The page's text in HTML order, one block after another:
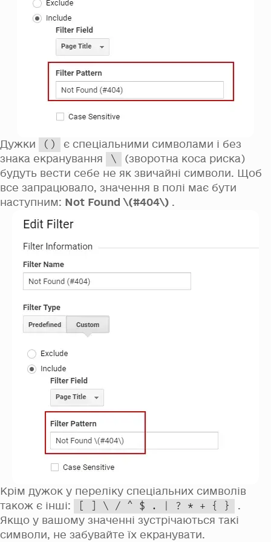
Дужки ()
є спеціальними символами і без
знака екранування
\
(зворотна коса риска)
будуть вести себе не як звичайні символи. Щоб
все запрацювало, значення в полі має бути
наступним: Not Found \(#404\) .
Крім дужок у переліку спеціальних символів
також є інші:
[ ] \ / ^ $ . | ? * + { }
.
Якщо у вашому значенні зустрічаються такі
символи, не забувайте їх екранувати.